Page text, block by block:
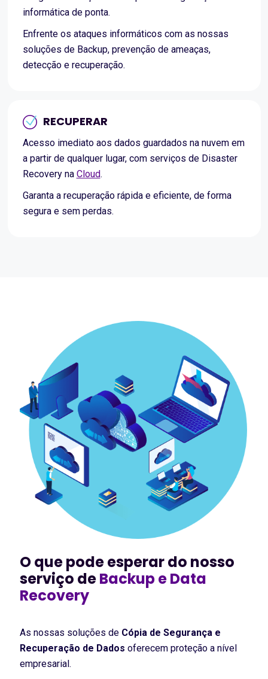
informática de ponta.
Enfrente os ataques informáticos com as nossas
soluções de Backup, prevenção de ameaças,
detecção e recuperação.
RECUPERAR
Acesso imediato aos dados guardados na nuvem em
a partir de qualquer lugar, com serviços de Disaster
Recovery na Cloud.
Garanta a recuperação rápida e eficiente, de forma
segura e sem perdas.
O que pode esperar do nosso
serviço deBackup e Data
Recovery
As nossas soluções de Cópia de Segurança e
Recuperação de Dados oferecem proteção a nível
empresarial.